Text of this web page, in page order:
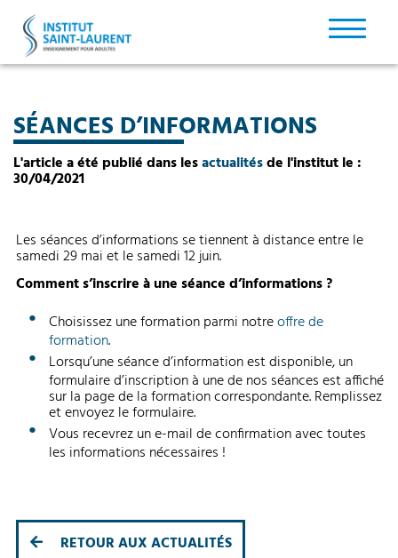
SÉANCES D’INFORMATIONS
L'article a été publié dans lesactualitésde l'institut le :
30/04/2021
Les séances d’informations se tiennent à distance entre le
samedi 29 mai et le samedi 12 juin.
Comment s’inscrire à une séance d’informations ?
Choisissez une formation parmi notreoffre de
formation.
Lorsqu’une séance d’information est disponible, un
formulaire d’inscription à une de nos séances est affiché
sur la page de la formation correspondante. Remplissez
et envoyez le formulaire.
Vous recevrez un e-mail de confirmation avec toutes
les informations nécessaires !
RETOUR AUX ACTUALITÉS